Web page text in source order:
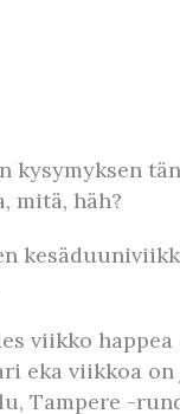
mitä, häh?
viikko
eka viikkoa
Tampere -